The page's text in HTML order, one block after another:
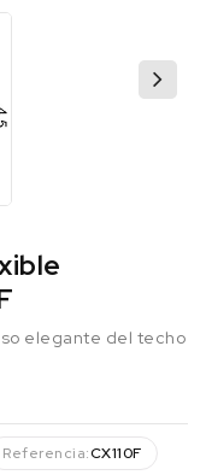
elegante del techo
Referencia:CX110F